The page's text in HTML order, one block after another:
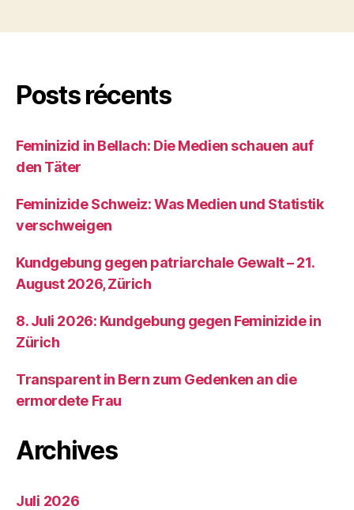
Posts récents
Feminizid in Bellach: Die Medien schauen auf
den Täter
Feminizide Schweiz: Was Medien und Statistik
verschweigen
Kundgebung gegen patriarchale Gewalt – 21.
August 2026, Zürich
8. Juli 2026: Kundgebung gegen Feminizide in
Zürich
Transparent in Bern zum Gedenken an die
ermordete Frau
Archives
Juli 2026